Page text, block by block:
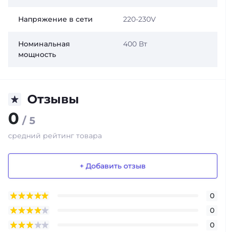
Напряжение в сети 220-230V
Номинальная
мощность
400 Вт
Отзывы
0 / 5
средний рейтинг товара
+ Добавить отзыв
0
0
0